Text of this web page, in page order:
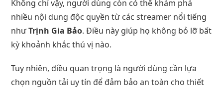
Không chỉ vậy, người dùng còn có thể khám phá
nhiều nội dung độc quyền từ các streamer nổi tiếng
nhưTrịnh Gia Bảo. Điều này giúp họ không bỏ lỡ bất
kỳ khoảnh khắc thú vị nào.
Tuy nhiên, điều quan trọng là người dùng cần lựa
chọn nguồn tải uy tín để đảm bảo an toàn cho thiết